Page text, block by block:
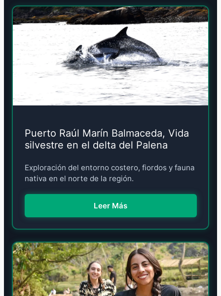
Puerto Raúl Marín Balmaceda, Vida
silvestre en el delta del Palena
Exploración del entorno costero, fiordos y fauna
nativa en el norte de la región.
Leer Más